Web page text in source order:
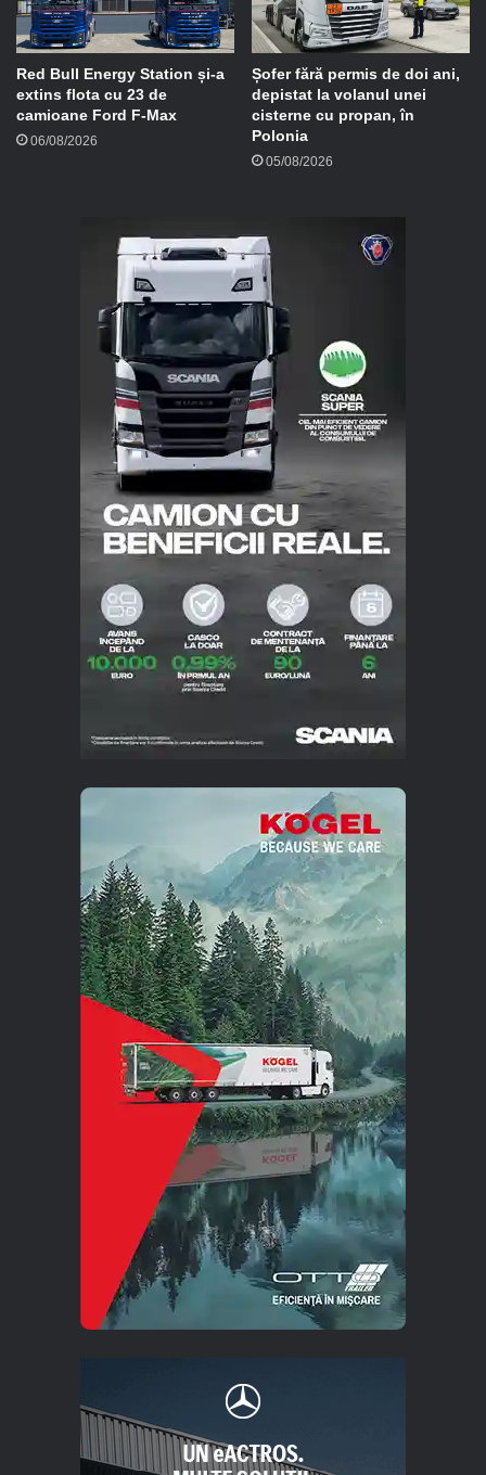
Red Bull Energy Station și-a
extins flota cu 23 de
camioane Ford F-Max
06/08/2026
Șofer fără permis de doi ani,
depistat la volanul unei
cisterne cu propan, în
Polonia
05/08/2026